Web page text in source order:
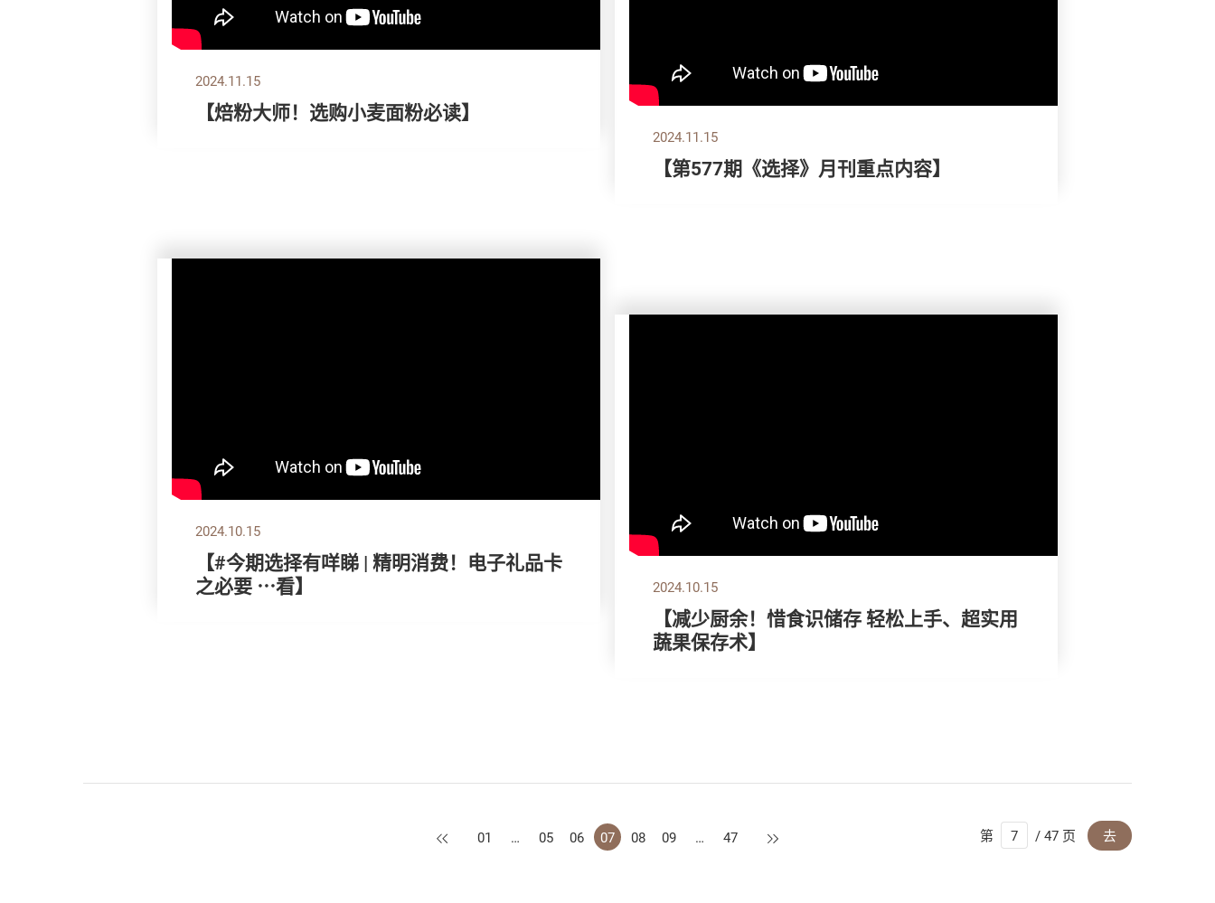
2024.11.15
【焙粉大师！选购小麦面粉必读】
2024.11.15
【第577期《选择》月刊重点内容】
2024.10.15
【#今期选择有咩睇 | 精明消费！电子礼品卡
之必要 ⋯看】
2024.10.15
【减少厨余！惜食识储存 轻松上手、超实用
蔬果保存术】
上一页
01 … 05 06 07 08 09 … 47 下一页 第 / 47 页 去